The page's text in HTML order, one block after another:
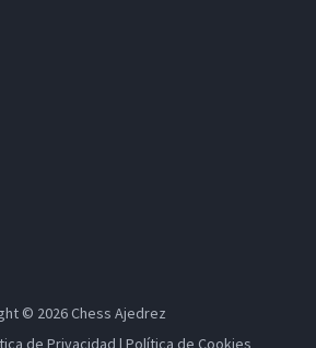
© 2026 Chess Ajedrez
de Privacidad | Política de Cookies